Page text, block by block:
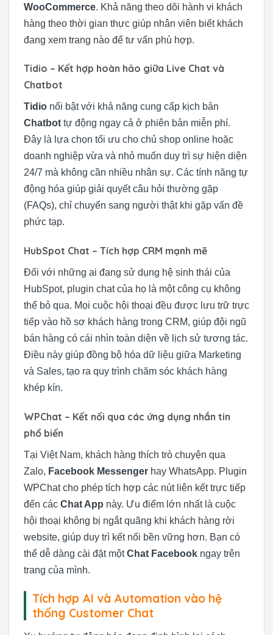
WooCommerce. Khả năng theo dõi hành vi khách
hàng theo thời gian thực giúp nhân viên biết khách
đang xem trang nào để tư vấn phù hợp.
Tidio – Kết hợp hoàn hảo giữa Live Chat và
Chatbot
Tidio nổi bật với khả năng cung cấp kịch bản
Chatbot tự động ngay cả ở phiên bản miễn phí.
Đây là lựa chọn tối ưu cho chủ shop online hoặc
doanh nghiệp vừa và nhỏ muốn duy trì sự hiện diện
24/7 mà không cần nhiều nhân sự. Các tính năng tự
động hóa giúp giải quyết câu hỏi thường gặp
(FAQs), chỉ chuyển sang người thật khi gặp vấn đề
phức tạp.
HubSpot Chat – Tích hợp CRM mạnh mẽ
Đối với những ai đang sử dụng hệ sinh thái của
HubSpot, plugin chat của họ là một công cụ không
thể bỏ qua. Mọi cuộc hội thoại đều được lưu trữ trực
tiếp vào hồ sơ khách hàng trong CRM, giúp đội ngũ
bán hàng có cái nhìn toàn diện về lịch sử tương tác.
Điều này giúp đồng bộ hóa dữ liệu giữa Marketing
và Sales, tạo ra quy trình chăm sóc khách hàng
khép kín.
WPChat – Kết nối qua các ứng dụng nhắn tin
phổ biến
Tại Việt Nam, khách hàng thích trò chuyện qua
Zalo, Facebook Messenger hay WhatsApp. Plugin
WPChat cho phép tích hợp các nút liên kết trực tiếp
đến các Chat App này. Ưu điểm lớn nhất là cuộc
hội thoại không bị ngắt quãng khi khách hàng rời
website, giúp duy trì kết nối bền vững hơn. Bạn có
thể dễ dàng cài đặt mộtChat Facebook ngay trên
trang của mình.
Tích hợp AI và Automation vào hệ
thống Customer Chat